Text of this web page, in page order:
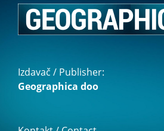
Izdavač / Publisher:
Geographica doo